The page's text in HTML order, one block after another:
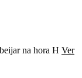
na hora H Ver